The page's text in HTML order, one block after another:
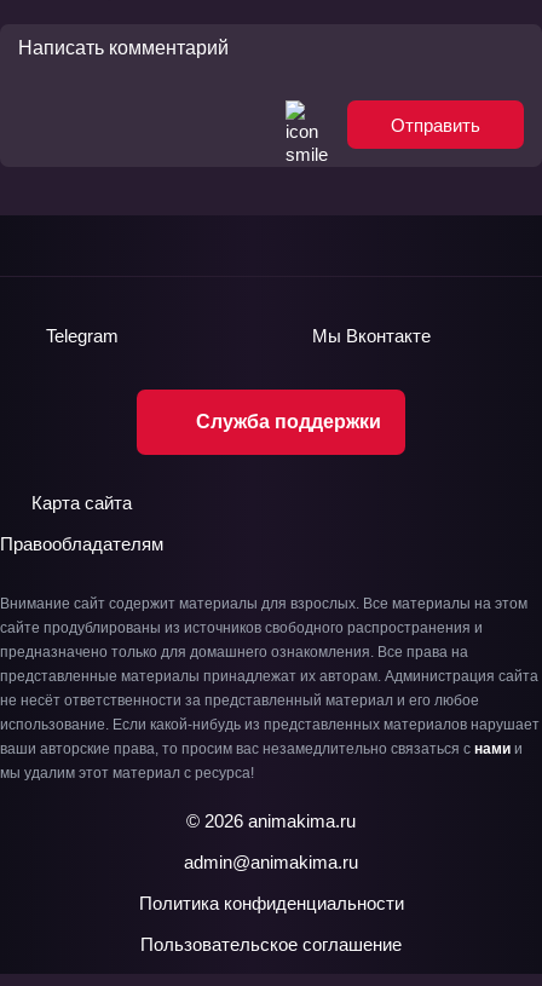
Отправить
Служба поддержки
Telegram Мы Вконтакте
Карта сайта
Правообладателям
Внимание сайт содержит материалы для взрослых. Все материалы на этом
сайте продублированы из источников свободного распространения и
предназначено только для домашнего ознакомления. Все права на
представленные материалы принадлежат их авторам. Администрация сайта
не несёт ответственности за представленный материал и его любое
использование. Если какой-нибудь из представленных материалов нарушает
ваши авторские права, то просим вас незамедлительно связаться с нами и
мы удалим этот материал с ресурса!
© 2026 animakima.ru
admin@animakima.ru
Политика конфиденциальности
Пользовательское соглашение